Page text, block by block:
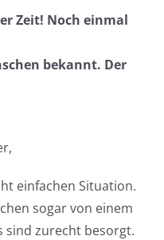
Zeit! Noch einmal
bekannt. Der
einfachen Situation.
sogar von einem
sind zurecht besorgt.